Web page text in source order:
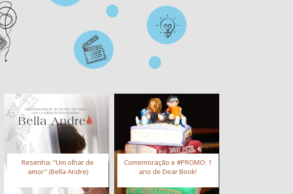
Resenha: "Um olhar de
amor" (Bella Andre)
Comemoração e #PROMO: 1
ano de Dear Book!